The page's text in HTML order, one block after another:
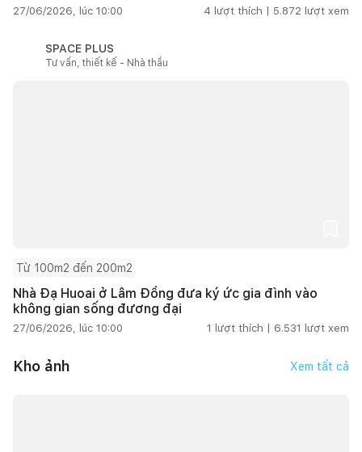
27/06/2026, lúc 10:00 4 lượt thích | 5.872 lượt xem
SPACE PLUS
Tư vấn, thiết kế - Nhà thầu
Từ 100m2 đến 200m2
Nhà Đạ Huoai ở Lâm Đồng đưa ký ức gia đình vào
không gian sống đương đại
27/06/2026, lúc 10:00 1 lượt thích | 6.531 lượt xem
Kho ảnh Xem tất cả